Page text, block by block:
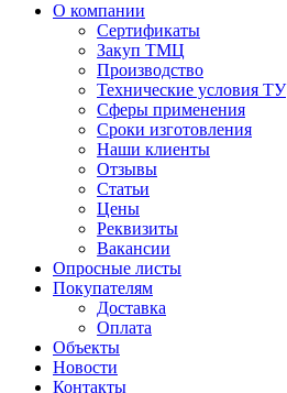
О компании
Сертификаты
Закуп ТМЦ
Производство
Технические условия ТУ
Сферы применения
Сроки изготовления
Наши клиенты
Отзывы
Статьи
Цены
Реквизиты
Вакансии
Опросные листы
Покупателям
Доставка
Оплата
Объекты
Новости
Контакты